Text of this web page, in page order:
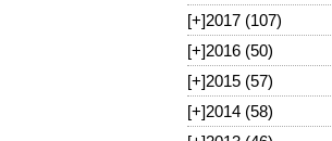
[+]2017 (107)
[+]2016 (50)
[+]2015 (57)
[+]2014 (58)